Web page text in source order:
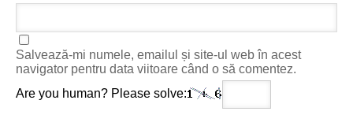
Salvează-mi numele, emailul și site-ul web în acest
navigator pentru data viitoare când o să comentez.
Are you human? Please solve: